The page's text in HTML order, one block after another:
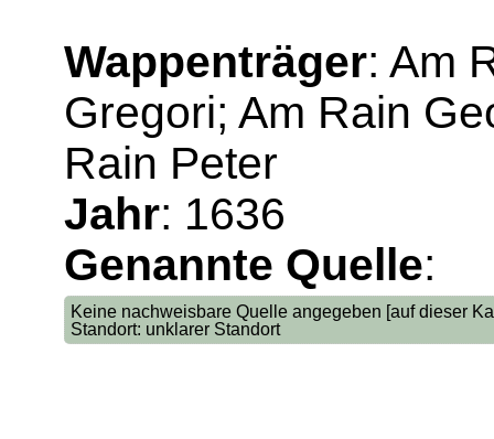
Wappenträger: Am
Gregori; Am Rain
Rain Peter
Jahr: 1636
Genannte Quelle:
Keine nachweisbare Quelle angegeben [auf dieser
Standort: unklarer Standort